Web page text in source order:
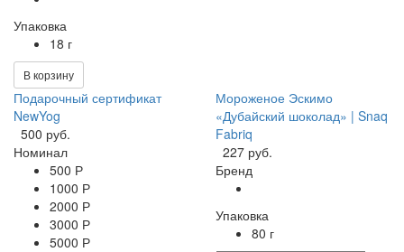
Упаковка
18 г
В корзину
Подарочный сертификат
NewYog
500 руб.
Номинал
500 Р
1000 Р
2000 Р
3000 Р
5000 Р
Мороженое Эскимо
«Дубайский шоколад» | Snaq
Fabriq
227 руб.
Бренд
Упаковка
80 г